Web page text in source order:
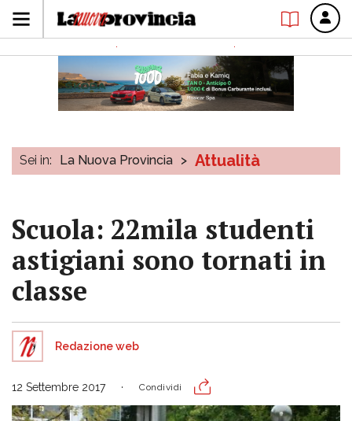
Sei in: La Nuova Provincia > Attualità
Scuola: 22mila studenti
astigiani sono tornati in
classe
Redazione web
12 Settembre 2017 Condividi